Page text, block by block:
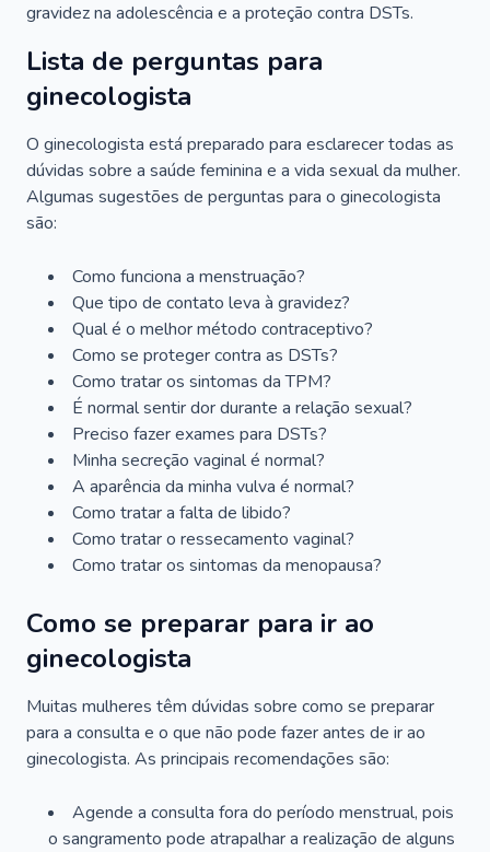
gravidez na adolescência e a proteção contra DSTs.
Lista de perguntas para
ginecologista
O ginecologista está preparado para esclarecer todas as
dúvidas sobre a saúde feminina e a vida sexual da mulher.
Algumas sugestões de perguntas para o ginecologista
são:
Como funciona a menstruação?
Que tipo de contato leva à gravidez?
Qual é o melhor método contraceptivo?
Como se proteger contra as DSTs?
Como tratar os sintomas da TPM?
É normal sentir dor durante a relação sexual?
Preciso fazer exames para DSTs?
Minha secreção vaginal é normal?
A aparência da minha vulva é normal?
Como tratar a falta de libido?
Como tratar o ressecamento vaginal?
Como tratar os sintomas da menopausa?
Como se preparar para ir ao
ginecologista
Muitas mulheres têm dúvidas sobre como se preparar
para a consulta e o que não pode fazer antes de ir ao
ginecologista. As principais recomendações são:
Agende a consulta fora do período menstrual, pois
o sangramento pode atrapalhar a realização de alguns